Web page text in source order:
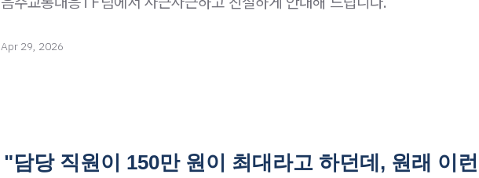
Apr 29, 2026
"담당 직원이 150만 원이 최대라고 하던데, 원래 이런